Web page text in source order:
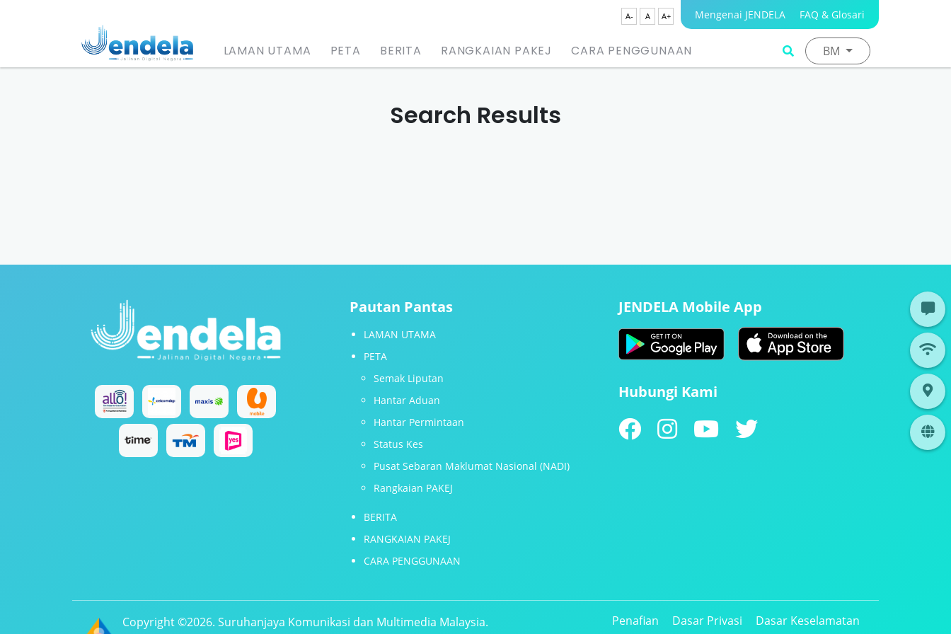
A- A A+ Mengenai JENDELA FAQ & Glosari
LAMAN UTAMA PETA BERITA RANGKAIAN PAKEJ CARA PENGGUNAAN BM
Search Results
Pautan Pantas
LAMAN UTAMA
PETA
Semak Liputan
Hantar Aduan
Hantar Permintaan
Status Kes
Pusat Sebaran Maklumat Nasional (NADI)
Rangkaian PAKEJ
BERITA
RANGKAIAN PAKEJ
CARA PENGGUNAAN
JENDELA Mobile App
Hubungi Kami
Copyright ©2026. Suruhanjaya Komunikasi dan Multimedia Malaysia. Penafian Dasar Privasi Dasar Keselamatan